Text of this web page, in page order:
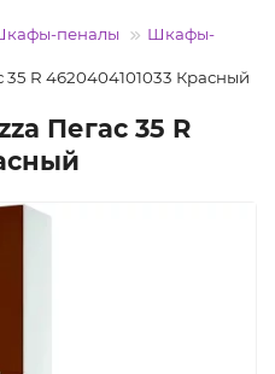
пеналы
Шкафы-
R 4620404101033 Красный
Пегас 35 R